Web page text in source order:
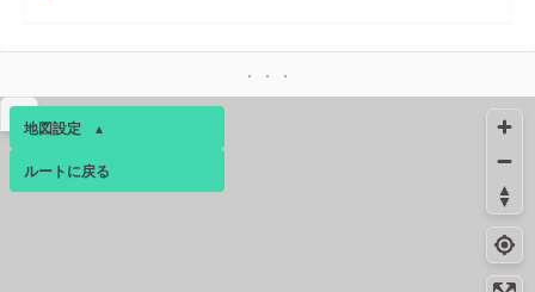
地図設定 ▴
ベース ▴
ルートに戻る